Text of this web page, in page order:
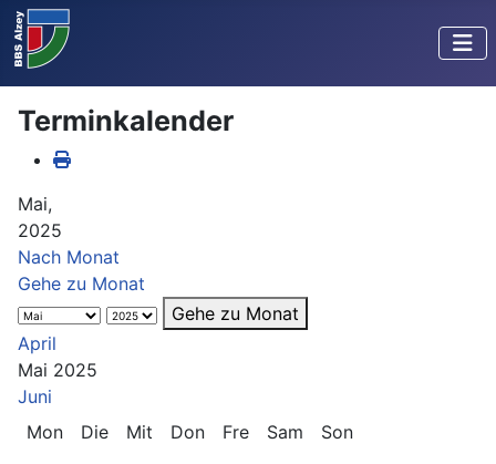
Terminkalender
Mai,
2025
Nach Monat
Gehe zu Monat
Gehe zu Monat
April
Mai 2025
Juni
Mon
Die Mit Don Fre Sam
Son